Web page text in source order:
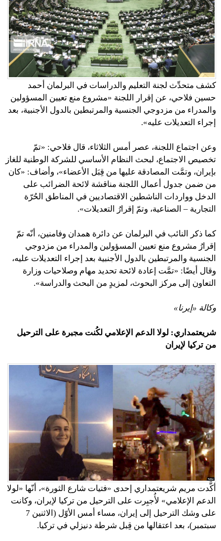
كشف متحدِّث لجنة التعليم والدراسات في البرلمان أحمد
حسين فلاحي، عن إقرار اللجنة «مشروع منع تعيين المسؤولين
والمدراء من مزدوجي الجنسية والمرتبطين بالدول الأجنبية، بعد
إجراء التعديلات عليه».
وعن اجتماع اللجنة، عصر أمس الثلاثاء، قال فلاحي: «تمّ
تخصيص الاجتماع، لبحث النظام الأساسي للشركة الوطنية للغاز
بإيران، وتمَّت المصادقة عليها من قِبَل الأعضاء»، وأضاف: «كان
من ضمن جدول أعمال اللجنة مناقشة لائحة الضرائب على
الدخل وواردات الناشطين الاقتصاديين في المناطق الحُرّة
التجارية – الصناعية، وتمّ إقرارُ التعديلات».
كما ذكر النائب في البرلمان عن دائرة همدان وفامنين، أنّه تمّ
إقرارُ مشروع منع تعيين المسؤولين والمدراء من مزدوجي
الجنسية والمرتبطين بالدول الأجنبية بعد إجراء التعديلات عليه،
وقال أيضًا: «تمَّت إعادة لائحة تحديد مهام وصلاحيات وزارة
التعاون إلى مركز البحوث، لمزيدٍ من البحث والدراسة».
وكالة «إيرنا»
شريعتمداري: لولا الدعم الإعلامي لكُنت مجبرة على الترحيل
من تركيا لإيران
أكَّدت مريم شريعتمداري إحدى «فتيات شارع الثورة»، أنّها «لولا
الدعم الإعلامي» لأُجبِرت على الترحيل من تركيا لإيران، وكانت
على وشك الترحيل إلى إيران، مساء أمس الأوّل (الاثنين 7
سبتمبر)، بعد اعتقالها من قِبل شرطة دنيزلي في تركيا.